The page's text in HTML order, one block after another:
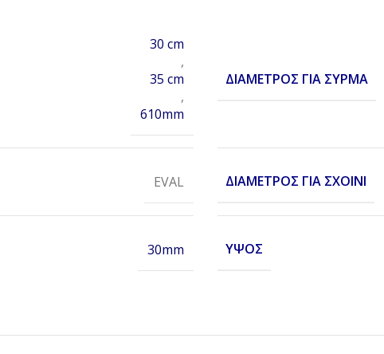
30 cm
,
35 cm
,
610mm
ΔΙΆΜΕΤΡΟΣ ΓΙΑ ΣΎΡΜΑ
EVAL ΔΙΆΜΕΤΡΟΣ ΓΙΑ ΣΧΟΙΝΊ
30mm ΎΨΟΣ